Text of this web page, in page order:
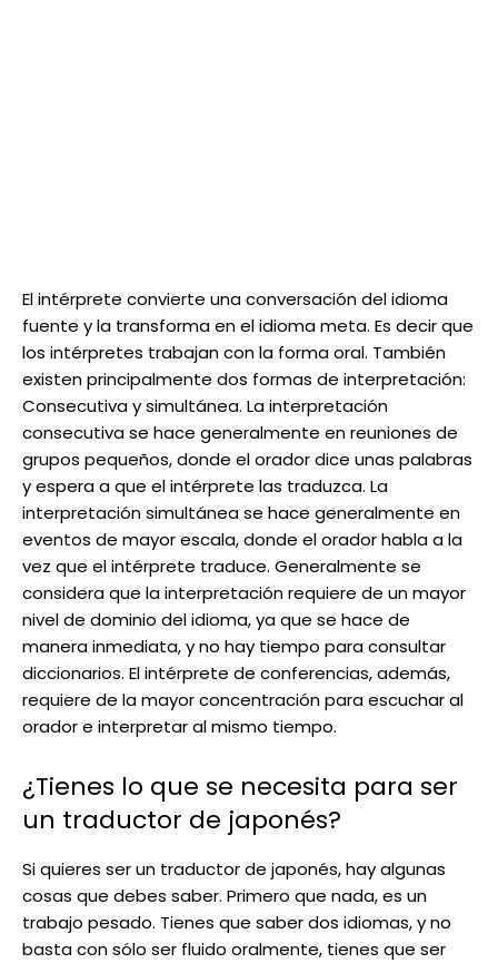
El intérprete convierte una conversación del idioma
fuente y la transforma en el idioma meta. Es decir que
los intérpretes trabajan con la forma oral. También
existen principalmente dos formas de interpretación:
Consecutiva y simultánea. La interpretación
consecutiva se hace generalmente en reuniones de
grupos pequeños, donde el orador dice unas palabras
y espera a que el intérprete las traduzca. La
interpretación simultánea se hace generalmente en
eventos de mayor escala, donde el orador habla a la
vez que el intérprete traduce. Generalmente se
considera que la interpretación requiere de un mayor
nivel de dominio del idioma, ya que se hace de
manera inmediata, y no hay tiempo para consultar
diccionarios. El intérprete de conferencias, además,
requiere de la mayor concentración para escuchar al
orador e interpretar al mismo tiempo.
¿Tienes lo que se necesita para ser
un traductor de japonés?
Si quieres ser un traductor de japonés, hay algunas
cosas que debes saber. Primero que nada, es un
trabajo pesado. Tienes que saber dos idiomas, y no
basta con sólo ser fluido oralmente, tienes que ser